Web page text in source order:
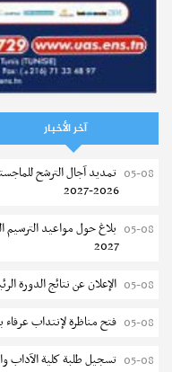
آخر الأخبار
05-08 تمديد آجال الترشح
2026-2027
05-08
2027
05-08 الإعلان عن نتائج الدورة
05-08 فتح مناظرة لإنتداب عرفاء
05-08 تسجيل طلبة كلية الآداب